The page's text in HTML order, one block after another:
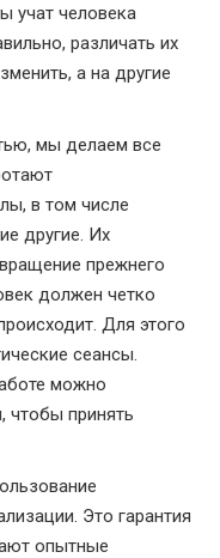
учат человека
различать их
а на другие
мы делаем все
в том числе
другие. Их
прежнего
должен четко
Для этого
сеансы.
можно
чтобы принять
Это гарантия
опытные